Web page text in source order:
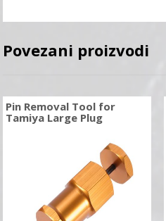
Povezani proizvodi
Pin Removal Tool for
Tamiya Large Plug